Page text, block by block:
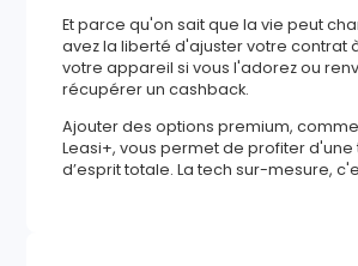
Et parce qu'on sait que la vie peut
avez la liberté d'ajuster votre contrat
votre appareil si vous l'adorez ou
récupérer un cashback.
Ajouter des options premium,
Leasi+, vous permet de profiter d'une
d’esprit totale. La tech sur-mesure,